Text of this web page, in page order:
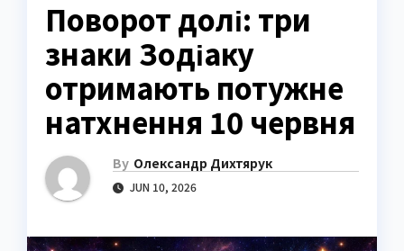
Поворот долі: три
знаки Зодіаку
отримають потужне
натхнення 10 червня
By Олександр Дихтярук
JUN 10, 2026